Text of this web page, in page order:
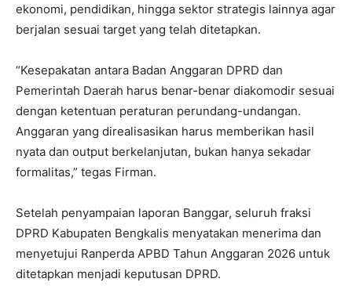
ekonomi, pendidikan, hingga sektor strategis lainnya agar
berjalan sesuai target yang telah ditetapkan.
“Kesepakatan antara Badan Anggaran DPRD dan
Pemerintah Daerah harus benar-benar diakomodir sesuai
dengan ketentuan peraturan perundang-undangan.
Anggaran yang direalisasikan harus memberikan hasil
nyata dan output berkelanjutan, bukan hanya sekadar
formalitas,” tegas Firman.
Setelah penyampaian laporan Banggar, seluruh fraksi
DPRD Kabupaten Bengkalis menyatakan menerima dan
menyetujui Ranperda APBD Tahun Anggaran 2026 untuk
ditetapkan menjadi keputusan DPRD.